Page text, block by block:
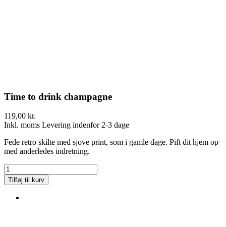
Time to drink champagne
119,00 kr.
Inkl. moms Levering indenfor 2-3 dage
Fede retro skilte med sjove print, som i gamle dage. Pift dit hjem op
med anderledes indretning.
Tilføj til kurv